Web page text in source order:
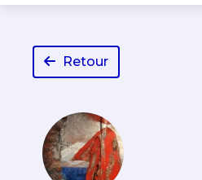
Retour